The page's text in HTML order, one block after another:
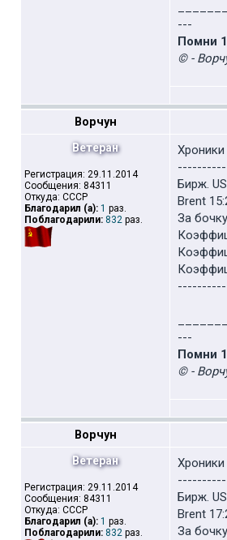
---
Помни
© -
Ворчун
Ветеран
Регистрация: 29.11.2014
Сообщения: 84311
Откуда: СССР
Благодарил (а): 1 раз.
Поблагодарили: 832 раз.
Хроники
Бирж.
Brent
За
---
Помни
© -
Ворчун
Ветеран
Регистрация: 29.11.2014
Сообщения: 84311
Откуда: СССР
Благодарил (а): 1 раз.
Поблагодарили: 832 раз.
Хроники
Бирж.
Brent
За